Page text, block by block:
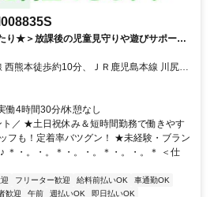
り★＞放課後の児童見守りや遊びサポート♪
◎
西熊本徒歩約10分、ＪＲ鹿児島本線 川尻
本市電Ａ系統 田崎橋徒歩約38分 熊本県熊
働4時間30分/休憩なし
／ ★土日祝休み＆短時間勤務で働きやす
フも！定着率バツグン！ ★未経験・ブラン
＊・。・。＊・。・。＊・。・。＊ ＜仕
フリーター歓迎 給料前払いOK
車通勤OK
歓迎 午前 週払いOK
即日払いOK